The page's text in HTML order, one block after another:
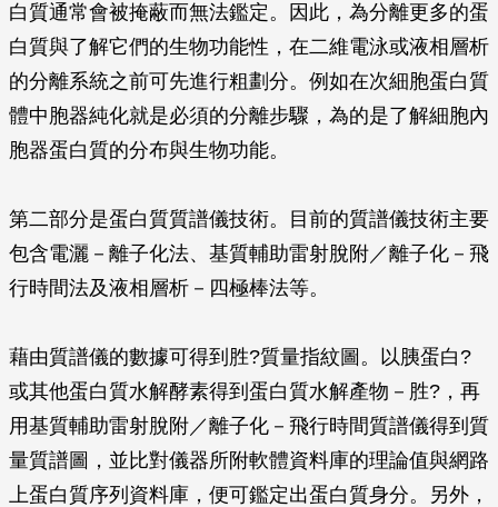
白質通常會被掩蔽而無法鑑定。因此，為分離更多的蛋
白質與了解它們的生物功能性，在二維電泳或液相層析
的分離系統之前可先進行粗劃分。例如在次細胞蛋白質
體中胞器純化就是必須的分離步驟，為的是了解細胞內
胞器蛋白質的分布與生物功能。
第二部分是蛋白質質譜儀技術。目前的質譜儀技術主要
包含電灑－離子化法、基質輔助雷射脫附／離子化－飛
行時間法及液相層析－四極棒法等。
藉由質譜儀的數據可得到胜?質量指紋圖。以胰蛋白?
或其他蛋白質水解酵素得到蛋白質水解產物－胜?，再
用基質輔助雷射脫附／離子化－飛行時間質譜儀得到質
量質譜圖，並比對儀器所附軟體資料庫的理論值與網路
上蛋白質序列資料庫，便可鑑定出蛋白質身分。另外，